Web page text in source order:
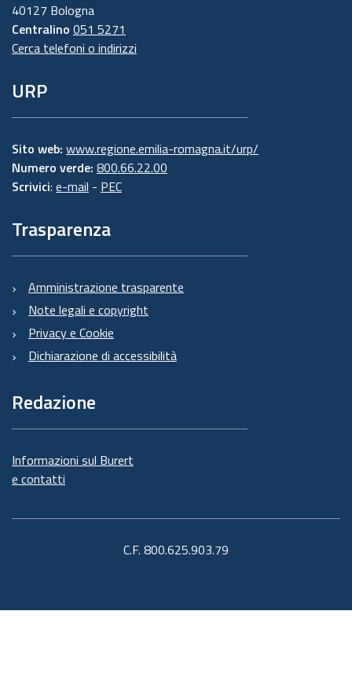
40127 Bologna
Centralino 051 5271
Cerca telefoni o indirizzi
URP
Sito web: www.regione.emilia-romagna.it/urp/
Numero verde: 800.66.22.00
Scrivici: e-mail - PEC
Trasparenza
Amministrazione trasparente
Note legali e copyright
Privacy e Cookie
Dichiarazione di accessibilità
Redazione
Informazioni sul Burert
e contatti
C.F. 800.625.903.79